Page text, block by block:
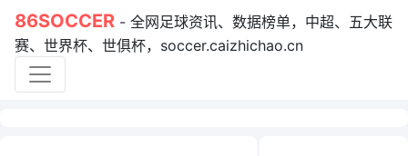
86SOCCER - 全网足球资讯、数据榜单，中超、五大联
赛、世界杯、世俱杯，soccer.caizhichao.cn